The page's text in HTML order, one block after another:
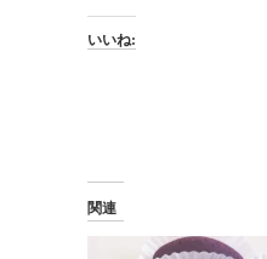
いいね:
関連